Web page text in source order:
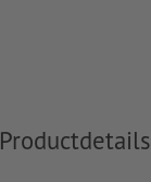
Productdetails